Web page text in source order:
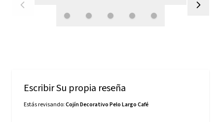
Escribir Su propia reseña
Estás revisando:Cojín Decorativo Pelo Largo Café